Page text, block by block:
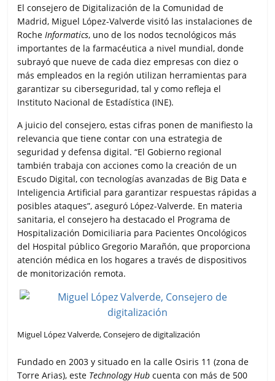
c
e
b
o
k
i
t
t
e
a
t
s
A
p
a
i
l
m
p
a
r
t
i
r
El consejero de Digitalización de la Comunidad de
Madrid, Miguel López-Valverde visitó las instalaciones de
RocheInformatics, uno de los nodos tecnológicos más
importantes de la farmacéutica a nivel mundial, donde
subrayó que nueve de cada diez empresas con diez o
más empleados en la región utilizan herramientas para
garantizar su ciberseguridad, tal y como refleja el
Instituto Nacional de Estadística (INE).
A juicio del consejero, estas cifras ponen de manifiesto la
relevancia que tiene contar con una estrategia de
seguridad y defensa digital. “El Gobierno regional
también trabaja con acciones como la creación de un
Escudo Digital, con tecnologías avanzadas de Big Data e
Inteligencia Artificial para garantizar respuestas rápidas a
posibles ataques”, aseguró López-Valverde. En materia
sanitaria, el consejero ha destacado el Programa de
Hospitalización Domiciliaria para Pacientes Oncológicos
del Hospital público Gregorio Marañón, que proporciona
atención médica en los hogares a través de dispositivos
de monitorización remota.
Miguel López Valverde, Consejero de digitalización
Fundado en 2003 y situado en la calle Osiris 11 (zona de
Torre Arias), este Technology Hub cuenta con más de 500